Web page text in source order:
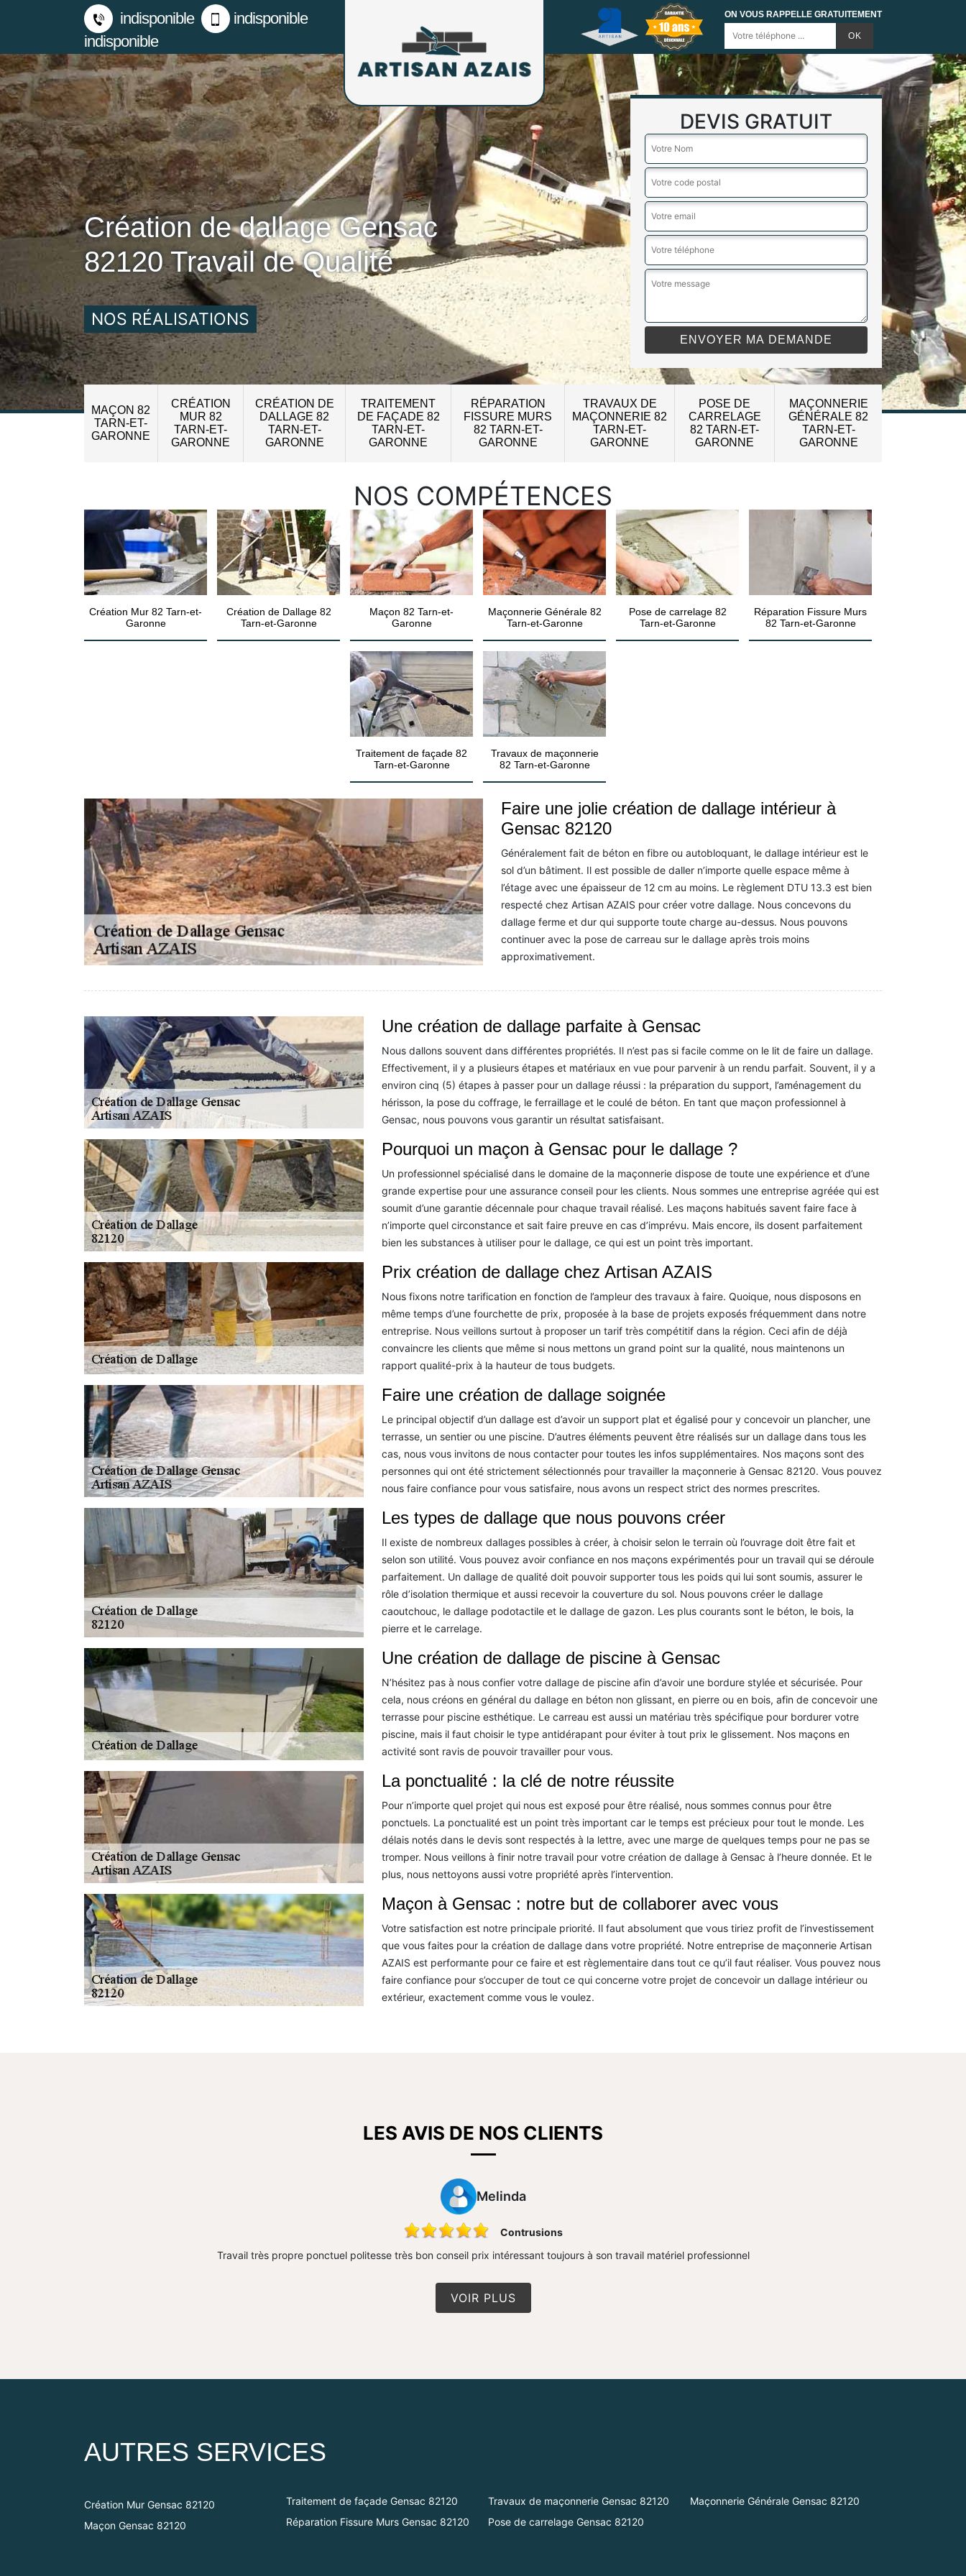
indisponible
indisponible
indisponible
ON VOUS RAPPELLE GRATUITEMENT
Création de dallage Gensac
82120 Travail de Qualité
NOS RÉALISATIONS
DEVIS GRATUIT
MAÇON 82
TARN-ET-
GARONNE
CRÉATION
MUR 82
TARN-ET-
GARONNE
CRÉATION DE
DALLAGE 82
TARN-ET-
GARONNE
TRAITEMENT
DE FAÇADE 82
TARN-ET-
GARONNE
RÉPARATION
FISSURE MURS
82 TARN-ET-
GARONNE
TRAVAUX DE
MAÇONNERIE 82
TARN-ET-
GARONNE
POSE DE
CARRELAGE
82 TARN-ET-
GARONNE
MAÇONNERIE
GÉNÉRALE 82
TARN-ET-
GARONNE
NOS COMPÉTENCES
Création Mur 82 Tarn-et-
Garonne
Création de Dallage 82
Tarn-et-Garonne
Maçon 82 Tarn-et-
Garonne
Maçonnerie Générale 82
Tarn-et-Garonne
Pose de carrelage 82
Tarn-et-Garonne
Réparation Fissure Murs
82 Tarn-et-Garonne
Traitement de façade 82
Tarn-et-Garonne
Travaux de maçonnerie
82 Tarn-et-Garonne
Faire une jolie création de dallage intérieur à
Gensac 82120
Généralement fait de béton en fibre ou autobloquant, le dallage intérieur est le
sol d’un bâtiment. Il est possible de daller n’importe quelle espace même à
l’étage avec une épaisseur de 12 cm au moins. Le règlement DTU 13.3 est bien
respecté chez Artisan AZAIS pour créer votre dallage. Nous concevons du
dallage ferme et dur qui supporte toute charge au-dessus. Nous pouvons
continuer avec la pose de carreau sur le dallage après trois moins
approximativement.
Une création de dallage parfaite à Gensac
Nous dallons souvent dans différentes propriétés. Il n’est pas si facile comme on le lit de faire un dallage.
Effectivement, il y a plusieurs étapes et matériaux en vue pour parvenir à un rendu parfait. Souvent, il y a
environ cinq (5) étapes à passer pour un dallage réussi : la préparation du support, l’aménagement du
hérisson, la pose du coffrage, le ferraillage et le coulé de béton. En tant que maçon professionnel à
Gensac, nous pouvons vous garantir un résultat satisfaisant.
Pourquoi un maçon à Gensac pour le dallage ?
Un professionnel spécialisé dans le domaine de la maçonnerie dispose de toute une expérience et d’une
grande expertise pour une assurance conseil pour les clients. Nous sommes une entreprise agréée qui est
soumit d’une garantie décennale pour chaque travail réalisé. Les maçons habitués savent faire face à
n’importe quel circonstance et sait faire preuve en cas d’imprévu. Mais encore, ils dosent parfaitement
bien les substances à utiliser pour le dallage, ce qui est un point très important.
Prix création de dallage chez Artisan AZAIS
Nous fixons notre tarification en fonction de l’ampleur des travaux à faire. Quoique, nous disposons en
même temps d’une fourchette de prix, proposée à la base de projets exposés fréquemment dans notre
entreprise. Nous veillons surtout à proposer un tarif très compétitif dans la région. Ceci afin de déjà
convaincre les clients que même si nous mettons un grand point sur la qualité, nous maintenons un
rapport qualité-prix à la hauteur de tous budgets.
Faire une création de dallage soignée
Le principal objectif d’un dallage est d’avoir un support plat et égalisé pour y concevoir un plancher, une
terrasse, un sentier ou une piscine. D’autres éléments peuvent être réalisés sur un dallage dans tous les
cas, nous vous invitons de nous contacter pour toutes les infos supplémentaires. Nos maçons sont des
personnes qui ont été strictement sélectionnés pour travailler la maçonnerie à Gensac 82120. Vous pouvez
nous faire confiance pour vous satisfaire, nous avons un respect strict des normes prescrites.
Les types de dallage que nous pouvons créer
Il existe de nombreux dallages possibles à créer, à choisir selon le terrain où l’ouvrage doit être fait et
selon son utilité. Vous pouvez avoir confiance en nos maçons expérimentés pour un travail qui se déroule
parfaitement. Un dallage de qualité doit pouvoir supporter tous les poids qui lui sont soumis, assurer le
rôle d’isolation thermique et aussi recevoir la couverture du sol. Nous pouvons créer le dallage
caoutchouc, le dallage podotactile et le dallage de gazon. Les plus courants sont le béton, le bois, la
pierre et le carrelage.
Une création de dallage de piscine à Gensac
N’hésitez pas à nous confier votre dallage de piscine afin d’avoir une bordure stylée et sécurisée. Pour
cela, nous créons en général du dallage en béton non glissant, en pierre ou en bois, afin de concevoir une
terrasse pour piscine esthétique. Le carreau est aussi un matériau très spécifique pour bordurer votre
piscine, mais il faut choisir le type antidérapant pour éviter à tout prix le glissement. Nos maçons en
activité sont ravis de pouvoir travailler pour vous.
La ponctualité : la clé de notre réussite
Pour n’importe quel projet qui nous est exposé pour être réalisé, nous sommes connus pour être
ponctuels. La ponctualité est un point très important car le temps est précieux pour tout le monde. Les
délais notés dans le devis sont respectés à la lettre, avec une marge de quelques temps pour ne pas se
tromper. Nous veillons à finir notre travail pour votre création de dallage à Gensac à l’heure donnée. Et le
plus, nous nettoyons aussi votre propriété après l’intervention.
Maçon à Gensac : notre but de collaborer avec vous
Votre satisfaction est notre principale priorité. Il faut absolument que vous tiriez profit de l’investissement
que vous faites pour la création de dallage dans votre propriété. Notre entreprise de maçonnerie Artisan
AZAIS est performante pour ce faire et est règlementaire dans tout ce qu’il faut réaliser. Vous pouvez nous
faire confiance pour s’occuper de tout ce qui concerne votre projet de concevoir un dallage intérieur ou
extérieur, exactement comme vous le voulez.
LES AVIS DE NOS CLIENTS
Melinda
Contrusions
Travail très propre ponctuel politesse très bon conseil prix intéressant toujours à son travail matériel professionnel
VOIR PLUS
AUTRES SERVICES
Création Mur Gensac 82120
Maçon Gensac 82120
Traitement de façade Gensac 82120
Réparation Fissure Murs Gensac 82120
Travaux de maçonnerie Gensac 82120
Pose de carrelage Gensac 82120
Maçonnerie Générale Gensac 82120